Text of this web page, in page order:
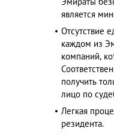
является
Отсутствие
каждом из
компаний,
получить
лицо по
Легкая
резидента.